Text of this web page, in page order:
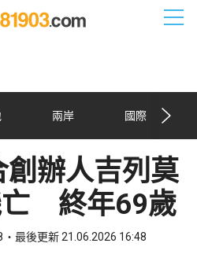
兩岸 國際
辦人吉列莫
亡 終年69歲
最後更新 21.06.2026 16:48